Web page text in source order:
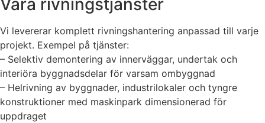
Våra rivningstjänster
Vi levererar komplett rivningshantering anpassad till varje
projekt. Exempel på tjänster:
– Selektiv demontering av innerväggar, undertak och
interiöra byggnadsdelar för varsam ombyggnad
– Helrivning av byggnader, industrilokaler och tyngre
konstruktioner med maskinpark dimensionerad för
uppdraget